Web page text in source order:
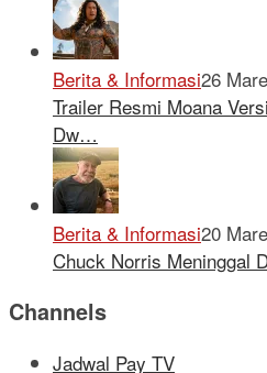
Berita & Informasi26
Trailer Resmi Moana
Dw…
Berita & Informasi20
Chuck Norris Meninggal
Channels
Jadwal Pay TV